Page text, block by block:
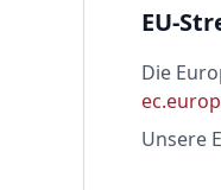
EU-
Die
Unsere